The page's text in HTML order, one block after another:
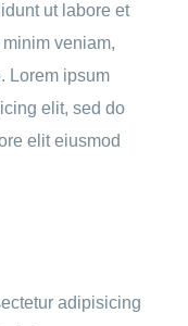
ut labore et
veniam,
Lorem ipsum
elit, sed do
elit eiusmod
adipisicing